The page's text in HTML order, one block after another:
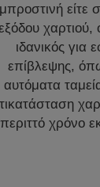
μπροστινή
χαρτιού,
ιδανικός για
επίβλεψης,
αυτόματα
περιττό χρόνο